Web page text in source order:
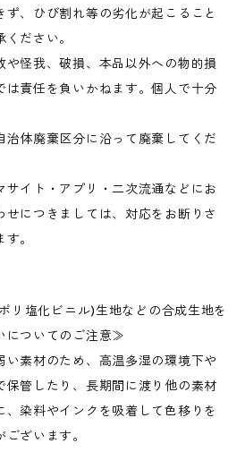
ず、ひび割れ等の劣化が起こること
ださい。
怪我、破損、本品以外への物的損
は責任を負いかねます。個人で十分
体廃棄区分に沿って廃棄してくだ
イト・アプリ・二次流通などにお
せにつきましては、対応をお断りさ
。
リ塩化ビニル)生地などの合成生地を
についてのご注意≫
い素材のため、高温多湿の環境下や
保管したり、長期間に渡り他の素材
、染料やインクを吸着して色移りを
ざいます。